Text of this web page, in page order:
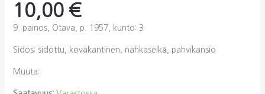
10,00 €
9. painos, Otava, p. 1957, kunto: 3
Sidos: sidottu, kovakantinen, nahkaselkä, pahvikansio
Muuta: